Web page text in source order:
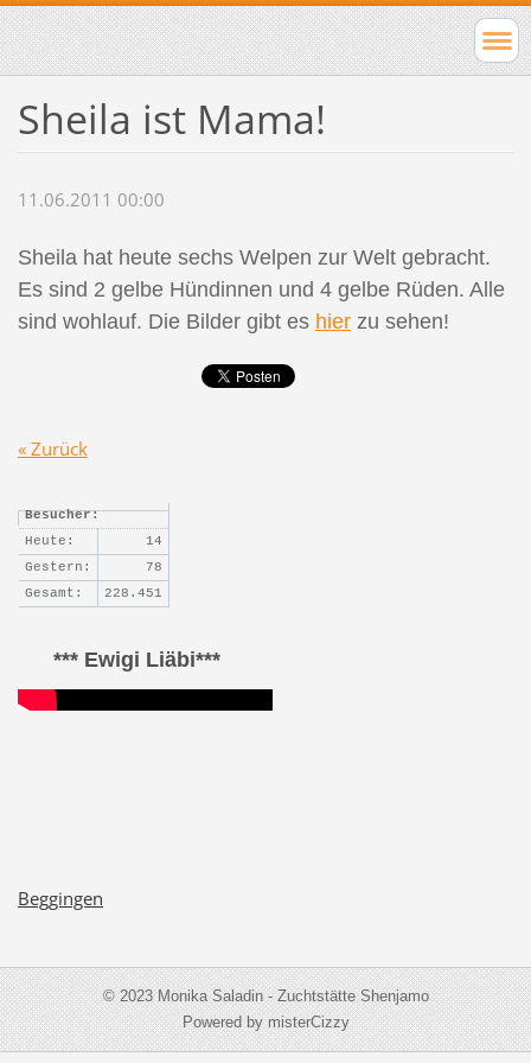
Sheila ist Mama!
11.06.2011 00:00
Sheila hat heute sechs Welpen zur Welt gebracht.
Es sind 2 gelbe Hündinnen und 4 gelbe Rüden. Alle
sind wohlauf. Die Bilder gibt es hierzu sehen!
« Zurück
Besucher:
Heute:
14
Gestern:
78
Gesamt:
228.451
*** Ewigi Liäbi***
Beggingen
© 2023 Monika Saladin - Zuchtstätte Shenjamo
Powered by misterCizzy